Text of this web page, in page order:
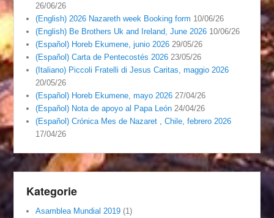
26/06/26
(English) 2026 Nazareth week Booking form 10/06/26
(English) Be Brothers Uk and Ireland, June 2026 10/06/26
(Español) Horeb Ekumene, junio 2026 29/05/26
(Español) Carta de Pentecostés 2026 23/05/26
(Italiano) Piccoli Fratelli di Jesus Caritas, maggio 2026
20/05/26
(Español) Horeb Ekumene, mayo 2026 27/04/26
(Español) Nota de apoyo al Papa León 24/04/26
(Español) Crónica Mes de Nazaret , Chile, febrero 2026
17/04/26
Kategorie
Asamblea Mundial 2019 (1)